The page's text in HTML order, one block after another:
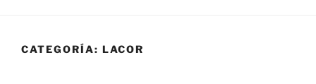
CATEGORÍA: LACOR